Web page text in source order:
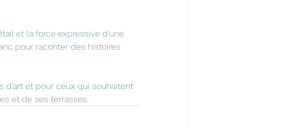
et la force expressive d’une
pour raconter des histoires
d’art et pour ceux qui souhaitent
et de ses terrasses.